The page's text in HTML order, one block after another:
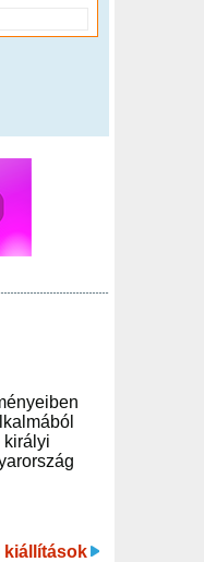
királyi
kiállítások